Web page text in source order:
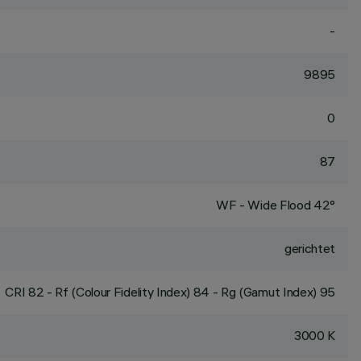
-
9895
0
87
WF - Wide Flood 42°
gerichtet
CRI 82 - Rf (Colour Fidelity Index) 84 - Rg (Gamut Index) 95
3000 K